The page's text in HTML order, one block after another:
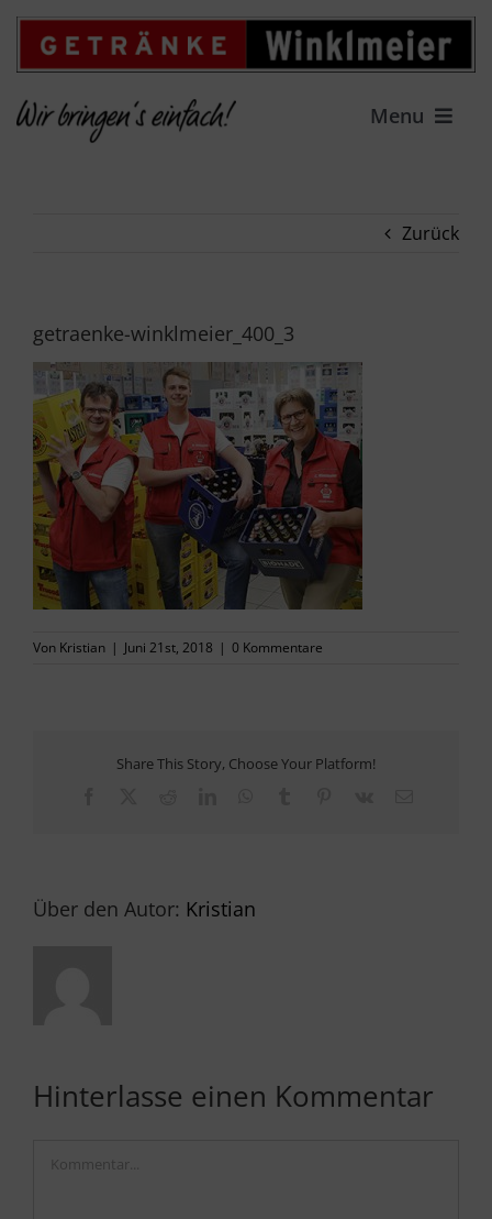
Zum
Inhalt
springen
Menu
GETRÄNKEFACHMARKT
ANGEBOT
FAMILIENUNTERNEHMEN
PRESSE
KONTAKT
Zurück
getraenke-winklmeier_400_3
Von Kristian | Juni 21st, 2018 | 0 Kommentare
Share This Story, Choose Your Platform!
Über den Autor: Kristian
Hinterlasse einen Kommentar